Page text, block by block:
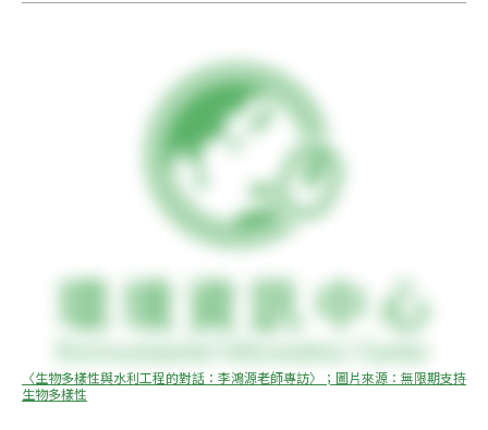
〈生物多樣性與水利工程的對話：李鴻源老師專訪〉；圖片來源：無限期支持
生物多樣性